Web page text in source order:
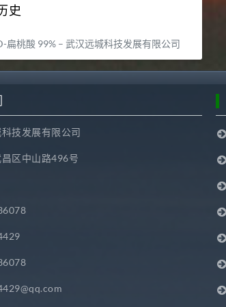
史
扁桃酸 99% – 武汉远城科技发展有限公司
技发展有限公司
区中山路496号